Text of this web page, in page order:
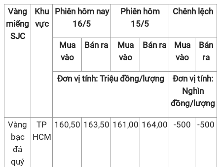
Vàng
miếng
SJC
Khu
vực
Phiên hôm nay
16/5
Phiên hôm
15/5
Chênh lệch
Mua
vào
Bán ra
Mua
vào
Bán ra
Mua
vào
Bán
ra
Đơn vị tính: Triệu đồng/lượng
Đơn vị tính:
Nghìn
đồng/lượng
Vàng
bạc
đá
quý
TP
HCM
160,50 163,50 161,00 164,00 -500 -500